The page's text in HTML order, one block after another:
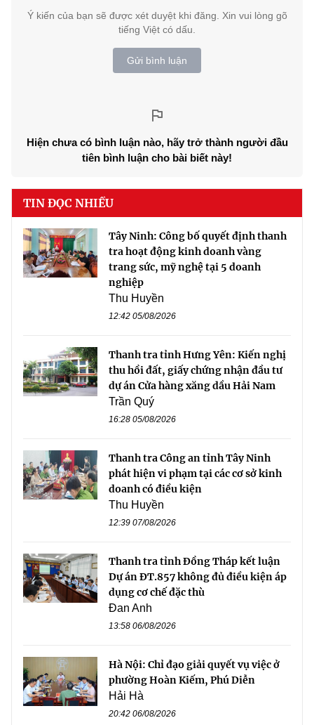
Ý kiến của bạn sẽ được xét duyệt khi đăng. Xin vui lòng gõ
tiếng Việt có dấu.
Gửi bình luận
Hiện chưa có bình luận nào, hãy trở thành người đầu
tiên bình luận cho bài biết này!
TIN ĐỌC NHIỀU
Tây Ninh: Công bố quyết định thanh
tra hoạt động kinh doanh vàng
trang sức, mỹ nghệ tại 5 doanh
nghiệp
Thu Huyền
12:42 05/08/2026
Thanh tra tỉnh Hưng Yên: Kiến nghị
thu hồi đất, giấy chứng nhận đầu tư
dự án Cửa hàng xăng dầu Hải Nam
Trần Quý
16:28 05/08/2026
Thanh tra Công an tỉnh Tây Ninh
phát hiện vi phạm tại các cơ sở kinh
doanh có điều kiện
Thu Huyền
12:39 07/08/2026
Thanh tra tỉnh Đồng Tháp kết luận
Dự án ĐT.857 không đủ điều kiện áp
dụng cơ chế đặc thù
Đan Anh
13:58 06/08/2026
Hà Nội: Chỉ đạo giải quyết vụ việc ở
phường Hoàn Kiếm, Phú Diễn
Hải Hà
20:42 06/08/2026